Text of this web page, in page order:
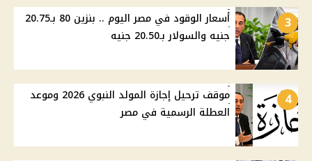
3
أسعار الوقود في مصر اليوم .. بنزين 80 بـ20.75
جنيه والسولار بـ20.50 جنيه
4
موقف ترحيل إجازة المولد النبوي 2026 وموعد
العطلة الرسمية في مصر